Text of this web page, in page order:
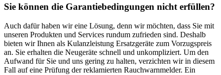
Sie können die Garantiebedingungen nicht erfüllen?
Auch dafür haben wir eine Lösung, denn wir möchten, dass Sie mit
unseren Produkten und Services rundum zufrieden sind. Deshalb
bieten wir Ihnen als Kulanzleistung Ersatzgeräte zum Vorzugspreis
an. Sie erhalten die Neugeräte schnell und unkompliziert. Um den
Aufwand für Sie und uns gering zu halten, verzichten wir in diesem
Fall auf eine Prüfung der reklamierten Rauchwarnmelder. Ein